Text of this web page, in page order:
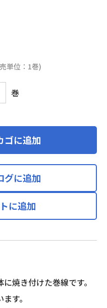
単位：1巻)
巻
ゴに追加
グに追加
に追加
焼き付けた巻線です。
す。